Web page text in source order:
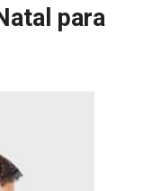
para